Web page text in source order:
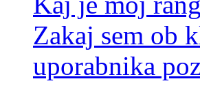
Zakaj sem ob
uporabnika